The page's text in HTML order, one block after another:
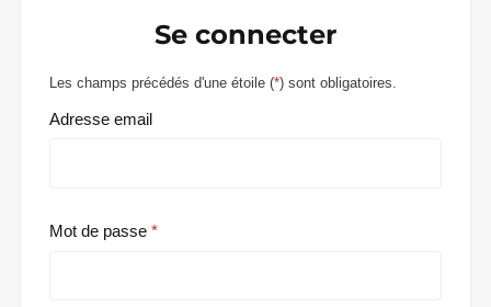
Se connecter
Les champs précédés d'une étoile (*) sont obligatoires.
Adresse email
Mot de passe